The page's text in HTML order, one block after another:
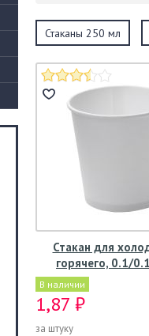
Стаканы 250 мл
Стакан для
горячего, 0.1/
В наличии
1,87 ₽
за штуку